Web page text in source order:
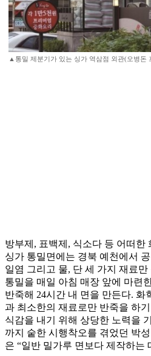
▲통밀 제분기가 있는 싱가 역삼점 외관(오병돈
방부제, 표백제, 식소다 등 어떠한
싱가 통밀면에는 경북 예천에서
일염 그리고 물, 단 세 가지 재료
통밀을 매일 아침 매장 앞에 마련
반죽해 24시간 내 면을 만든다. 화
과 최소한의 재료로만 반죽을 하
식감을 내기 위해 상당한 노력을
까지 숱한 시행착오를 겪었던 박
은 “일반 밀가루 면보다 제작하는